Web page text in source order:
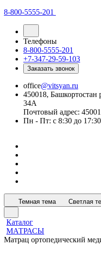
8-800-5555-201
Телефоны
8-800-5555-201
+7-347-29-59-103
Заказать звонок
office@vitsyan.ru
450018, Башкортостан
34А
Почтовый адрес:
Пн - Пт: с 8:30 до 17:30
Темная тема Светлая
Каталог
МАТРАСЫ
Матрац ортопедический